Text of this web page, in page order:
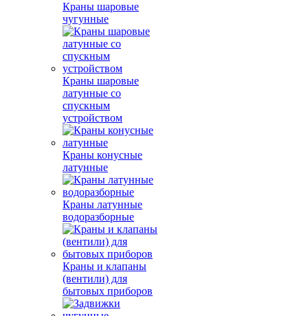
Краны шаровые
чугунные
Краны шаровые
латунные со
спускным
устройством
Краны конусные
латунные
Краны латунные
водоразборные
Краны и клапаны
(вентили) для
бытовых приборов